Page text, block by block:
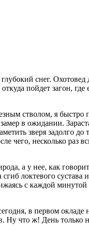
снег.
пойдет загон,
стволом, я
в ожидании.
зверя задолго
несколько раз
а у нее, как
локтевого
с каждой
в первом
что ж! День только